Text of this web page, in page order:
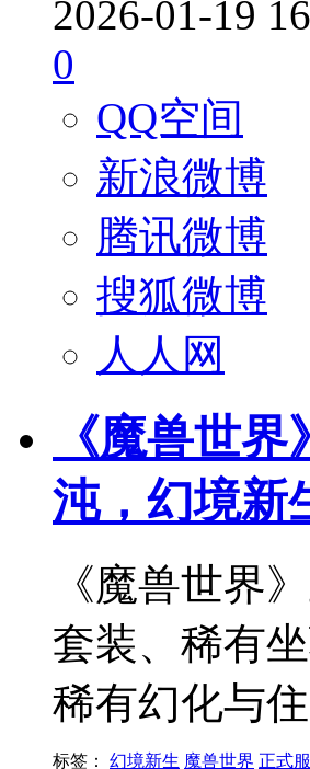
2026-01-19
0
QQ空间
新浪微博
腾讯微博
搜狐微博
人人网
《魔兽世
沌，幻境新
《魔兽世界
套装、稀有
稀有幻化与
标签： 幻境新生 魔兽世界 正式服